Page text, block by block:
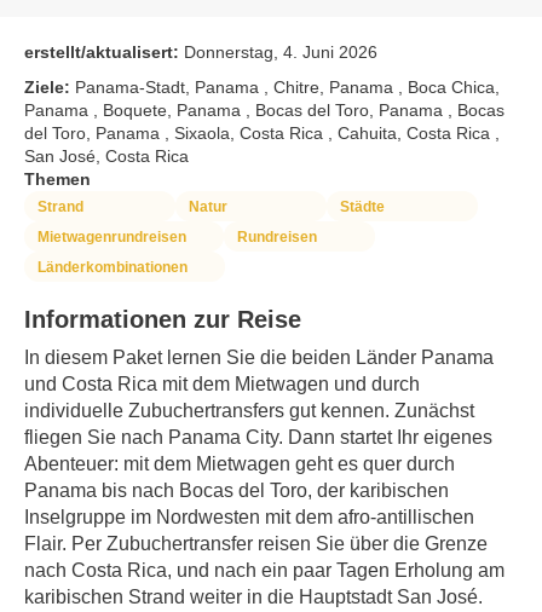
erstellt/aktualisert: Donnerstag, 4. Juni 2026
Ziele: Panama-Stadt, Panama , Chitre, Panama , Boca Chica,
Panama , Boquete, Panama , Bocas del Toro, Panama , Bocas
del Toro, Panama , Sixaola, Costa Rica , Cahuita, Costa Rica ,
San José, Costa Rica
Themen
Strand Natur
Städte
Mietwagenrundreisen
Rundreisen
Länderkombinationen
Informationen zur Reise
In diesem Paket lernen Sie die beiden Länder Panama
und Costa Rica mit dem Mietwagen und durch
individuelle Zubuchertransfers gut kennen. Zunächst
fliegen Sie nach Panama City. Dann startet Ihr eigenes
Abenteuer: mit dem Mietwagen geht es quer durch
Panama bis nach Bocas del Toro, der karibischen
Inselgruppe im Nordwesten mit dem afro-antillischen
Flair. Per Zubuchertransfer reisen Sie über die Grenze
nach Costa Rica, und nach ein paar Tagen Erholung am
karibischen Strand weiter in die Hauptstadt San José.